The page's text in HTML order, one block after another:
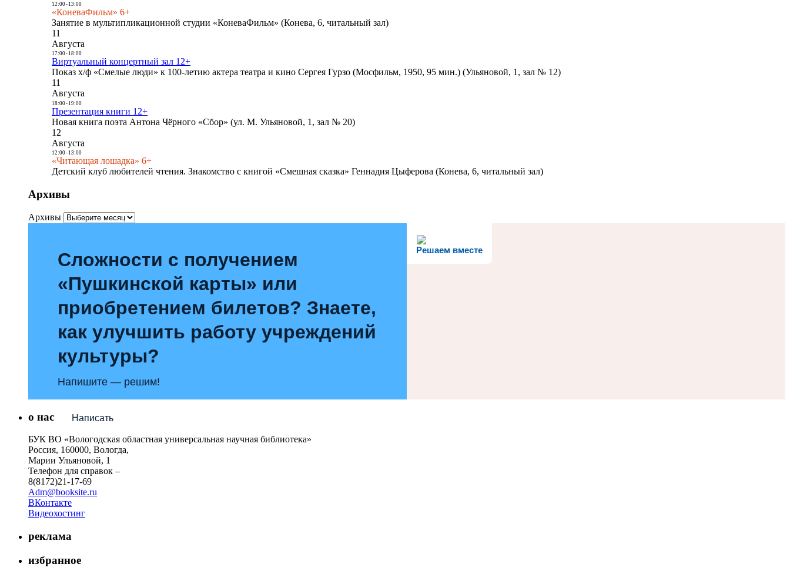
12:00- 13:00
«КоневаФильм» 6+
Занятие в мультипликационной студии «КоневаФильм» (Конева, 6, читальный зал)
11
Августа
17:00- 18:00
Виртуальный концертный зал 12+
Показ х/ф «Смелые люди» к 100-летию актера театра и кино Сергея Гурзо (Мосфильм, 1950, 95 мин.) (Ульяновой, 1, зал № 12)
11
Августа
18:00- 19:00
Презентация книги 12+
Новая книга поэта Антона Чёрного «Сбор» (ул. М. Ульяновой, 1, зал № 20)
12
Августа
12:00- 13:00
«Читающая лошадка» 6+
Детский клуб любителей чтения. Знакомство с книгой «Смешная сказка» Геннадия Цыферова (Конева, 6, читальный зал)
Архивы
Архивы
Решаем вместе
Сложности с получением
«Пушкинской карты» или
приобретением билетов? Знаете,
как улучшить работу учреждений
культуры?
Напишите — решим!
Написать
о нас
БУК ВО «Вологодская областная универсальная научная библиотека»
Россия, 160000, Вологда,
Марии Ульяновой, 1
Телефон для справок –
8(8172)21-17-69
Adm@booksite.ru
ВКонтакте
Видеохостинг
реклама
избранное